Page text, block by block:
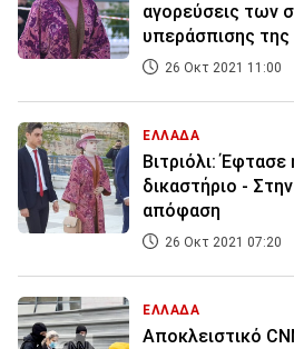
αγορεύσεις των
υπεράσπισης
26 Οκτ 2021 11:00
ΕΛΛΑΔΑ
Βιτριόλι:
δικαστήριο -
απόφαση
26 Οκτ 2021 07:20
ΕΛΛΑΔΑ
Αποκλειστικό